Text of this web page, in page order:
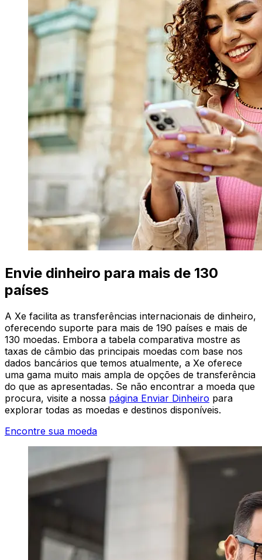
Envie dinheiro para mais de 130
países
A Xe facilita as transferências internacionais de dinheiro,
oferecendo suporte para mais de 190 países e mais de
130 moedas. Embora a tabela comparativa mostre as
taxas de câmbio das principais moedas com base nos
dados bancários que temos atualmente, a Xe oferece
uma gama muito mais ampla de opções de transferência
do que as apresentadas. Se não encontrar a moeda que
procura, visite a nossa página Enviar Dinheiro para
explorar todas as moedas e destinos disponíveis.
Encontre sua moeda